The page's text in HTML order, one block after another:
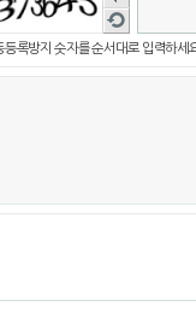
음성
듣기
새로
고침
등록방지 숫자를 순서대로 입력하세